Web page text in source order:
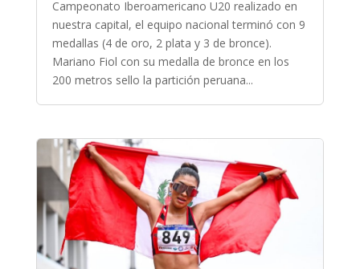
Campeonato Iberoamericano U20 realizado en
nuestra capital, el equipo nacional terminó con 9
medallas (4 de oro, 2 plata y 3 de bronce).
Mariano Fiol con su medalla de bronce en los
200 metros sello la partición peruana...